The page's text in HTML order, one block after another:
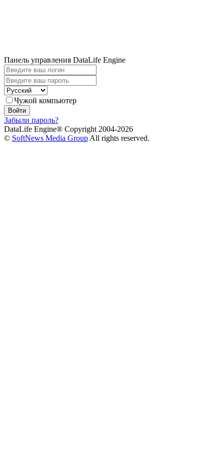
Панель управления DataLife Engine
Чужой компьютер
Войти
Забыли пароль?
DataLife Engine® Copyright 2004-2026
© SoftNews Media Group All rights reserved.